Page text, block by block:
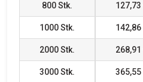
800Stk. 127,73
1000Stk. 142,86
2000Stk. 268,91
3000Stk. 365,55